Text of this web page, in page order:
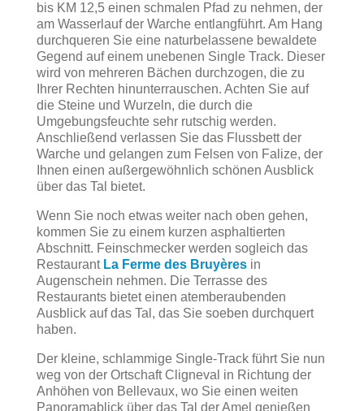
bis KM 12,5 einen schmalen Pfad zu nehmen, der
am Wasserlauf der Warche entlangführt. Am Hang
durchqueren Sie eine naturbelassene bewaldete
Gegend auf einem unebenen Single Track. Dieser
wird von mehreren Bächen durchzogen, die zu
Ihrer Rechten hinunterrauschen. Achten Sie auf
die Steine und Wurzeln, die durch die
Umgebungsfeuchte sehr rutschig werden.
Anschließend verlassen Sie das Flussbett der
Warche und gelangen zum Felsen von Falize, der
Ihnen einen außergewöhnlich schönen Ausblick
über das Tal bietet.
Wenn Sie noch etwas weiter nach oben gehen,
kommen Sie zu einem kurzen asphaltierten
Abschnitt. Feinschmecker werden sogleich das
Restaurant La Ferme des Bruyères in
Augenschein nehmen. Die Terrasse des
Restaurants bietet einen atemberaubenden
Ausblick auf das Tal, das Sie soeben durchquert
haben.
Der kleine, schlammige Single-Track führt Sie nun
weg von der Ortschaft Cligneval in Richtung der
Anhöhen von Bellevaux, wo Sie einen weiten
Panoramablick über das Tal der Amel genießen